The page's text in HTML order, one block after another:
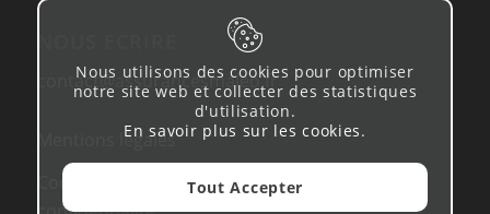
contact@assurancesmaleo.fr
Mentions légales
Conditions d’utilisation & Politique de
Nous utilisons des cookies pour optimiser
notre site web et collecter des statistiques
d'utilisation.
En savoir plus sur les cookies.
Tout Accepter